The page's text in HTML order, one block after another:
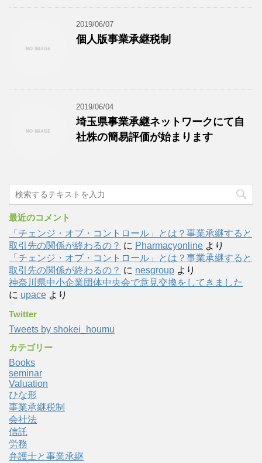
2019/06/07
個人版事業承継税制
2019/06/04
埼玉県事業承継ネットワークにて自
社株の簡易評価が始まります
最近のコメント
「チェンジ・オブ・コントロール」とは？事業承継すると
取引先の関係が終わるの？ に Pharmacyonline より
「チェンジ・オブ・コントロール」とは？事業承継すると
取引先の関係が終わるの？ に nesgroup より
神奈川県中小企業団体中央会で意見交換をしてきました
に upace より
Twitter
Tweets by shokei_houmu
カテゴリー
Books
seminar
Valuation
ひな形
事業承継税制
会社法
信託
労務
弁護士と事業承継